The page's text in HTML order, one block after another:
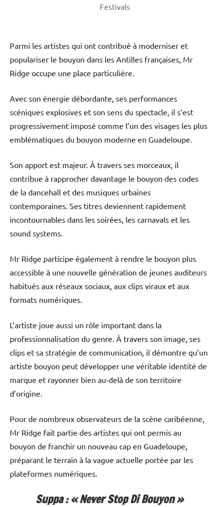
Festivals
Parmi les artistes qui ont contribué à moderniser et
populariser le bouyon dans les Antilles françaises, Mr
Ridge occupe une place particulière.
Avec son énergie débordante, ses performances
scéniques explosives et son sens du spectacle, il s’est
progressivement imposé comme l’un des visages les plus
emblématiques du bouyon moderne en Guadeloupe.
Son apport est majeur. À travers ses morceaux, il
contribue à rapprocher davantage le bouyon des codes
de la dancehall et des musiques urbaines
contemporaines. Ses titres deviennent rapidement
incontournables dans les soirées, les carnavals et les
sound systems.
Mr Ridge participe également à rendre le bouyon plus
accessible à une nouvelle génération de jeunes auditeurs
habitués aux réseaux sociaux, aux clips viraux et aux
formats numériques.
L’artiste joue aussi un rôle important dans la
professionnalisation du genre. À travers son image, ses
clips et sa stratégie de communication, il démontre qu’un
artiste bouyon peut développer une véritable identité de
marque et rayonner bien au-delà de son territoire
d’origine.
Pour de nombreux observateurs de la scène caribéenne,
Mr Ridge fait partie des artistes qui ont permis au
bouyon de franchir un nouveau cap en Guadeloupe,
préparant le terrain à la vague actuelle portée par les
plateformes numériques.
Suppa : « Never Stop Di Bouyon »